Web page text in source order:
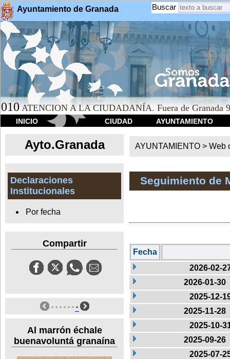
Ayuntamiento de Granada Buscar
010 ATENCION A LA CIUDADANÍA. Fuera de Granada
INICIO CIUDAD AYUNTAMIENTO
Ayto.Granada
Declaraciones
Institucionales
Por fecha
Compartir
Al marrón échale
buenavoluntá granaína
AYUNTAMIENTO > Web
Seguimiento de
Fecha
2026-02-
2026-01-30
2025-12-
2025-11-28
2025-10-
2025-09-26
2025-07-